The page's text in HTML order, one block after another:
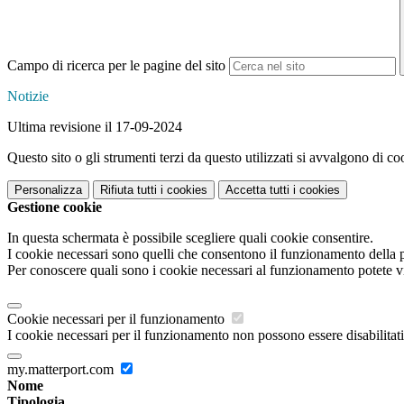
Campo di ricerca per le pagine del sito
Notizie
Ultima revisione il 17-09-2024
Questo sito o gli strumenti terzi da questo utilizzati si avvalgono di
Personalizza Rifiuta tutti i cookies Accetta tutti i cookies
Gestione cookie
In questa schermata è possibile scegliere quali cookie consentire.
I cookie necessari sono quelli che consentono il funzionamento
Per conoscere quali sono i cookie necessari al funzionamento potete
Cookie necessari per il funzionamento
I cookie necessari per il funzionamento non possono essere
my.matterport.com
Nome